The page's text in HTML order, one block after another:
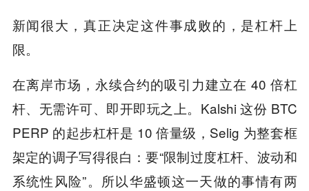
新闻很大，真正决定这件事成败的，是杠杆上
限。
在离岸市场，永续合约的吸引力建立在 40 倍杠
杆、无需许可、即开即玩之上。Kalshi 这份 BTC
PERP 的起步杠杆是 10 倍量级，Selig 为整套框
架定的调子写得很白：要“限制过度杠杆、波动和
系统性风险”。所以华盛顿这一天做的事情有两